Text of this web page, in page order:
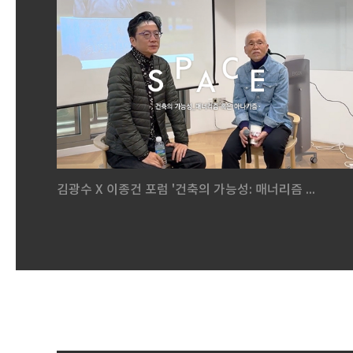
김광수 X 이종건 포럼 '건축의 가능성: 매너리즘 ...